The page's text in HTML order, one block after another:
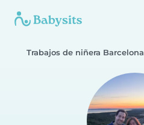
Trabajos de niñera Barcelona